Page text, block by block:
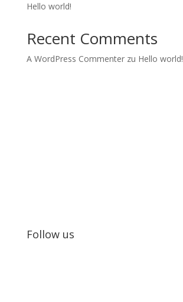
Hello world!
Recent Comments
A WordPress Commenterzu Hello world!
Follow us